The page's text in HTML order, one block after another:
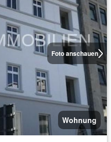
Foto anschauen
Wohnung